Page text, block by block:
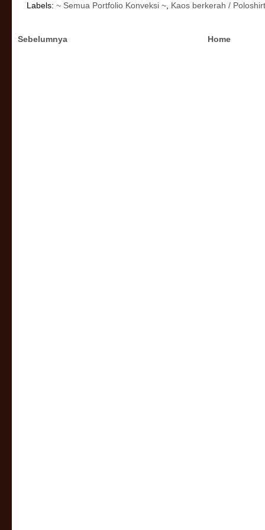
Labels: ~ Semua Portfolio Konveksi ~ Kaos berkerah / Poloshirt
Sebelumnya Home